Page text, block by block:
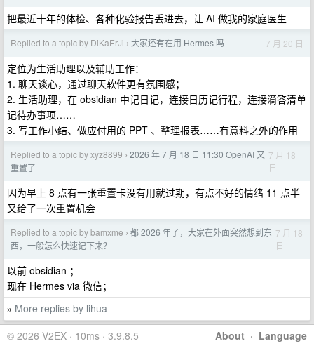
把最近十年的体检、各种化验报告丢进去，让 AI 做我的家庭医生
Replied to a topic by DiKaErJi › 大家还有在用 Hermes 吗 7 月 20 日
定位为生活助理以及辅助工作：
1. 聊天谈心，通过聊天软件更有氛围感；
2. 生活助理，在 obsidian 中记日记，连接日历记行程，连接滴答清单
记待办事项……
3. 写工作小结、做应付用的 PPT 、整理报表……有意料之外的作用
Replied to a topic by xyz8899 › 2026 年 7 月 18 日 11:30 OpenAI 又
重置了
7 月 18
日
因为早上 8 点有一张重置卡没有用就过期，有点不好的情绪 11 点半
又给了一次重置机会
Replied to a topic by bamxme › 都 2026 年了，大家在外面突然想到东
西，一般怎么快速记下来？
7 月 18
日
以前 obsidian ；
现在 Hermes via 微信；
» More replies by lihua
About · Language
© 2026 V2EX · 10ms · 3.9.8.5